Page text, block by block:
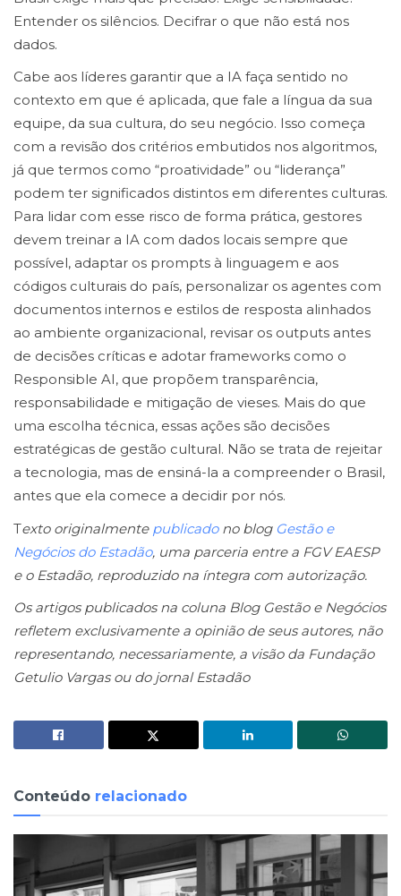
Entender os silêncios. Decifrar o que não está nos
dados.
Cabe aos líderes garantir que a IA faça sentido no
contexto em que é aplicada, que fale a língua da sua
equipe, da sua cultura, do seu negócio. Isso começa
com a revisão dos critérios embutidos nos algoritmos,
já que termos como “proatividade” ou “liderança”
podem ter significados distintos em diferentes culturas.
Para lidar com esse risco de forma prática, gestores
devem treinar a IA com dados locais sempre que
possível, adaptar os prompts à linguagem e aos
códigos culturais do país, personalizar os agentes com
documentos internos e estilos de resposta alinhados
ao ambiente organizacional, revisar os outputs antes
de decisões críticas e adotar frameworks como o
Responsible AI, que propõem transparência,
responsabilidade e mitigação de vieses. Mais do que
uma escolha técnica, essas ações são decisões
estratégicas de gestão cultural. Não se trata de rejeitar
a tecnologia, mas de ensiná-la a compreender o Brasil,
antes que ela comece a decidir por nós.
Texto originalmente publicadono blog Gestão e
Negócios do Estadão, uma parceria entre a FGV EAESP
e o Estadão, reproduzido na íntegra com autorização.
Os artigos publicados na coluna Blog Gestão e Negócios
refletem exclusivamente a opinião de seus autores, não
representando, necessariamente, a visão da Fundação
Getulio Vargas ou do jornal Estadão
Conteúdo relacionado